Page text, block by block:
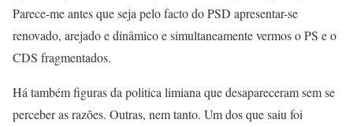
Parece-me antes que seja pelo facto do PSD apresentar-se
renovado, arejado e dinâmico e simultaneamente vermos o PS e o
CDS fragmentados.
Há também figuras da politica limiana que desapareceram sem se
perceber as razões. Outras, nem tanto. Um dos que saiu foi